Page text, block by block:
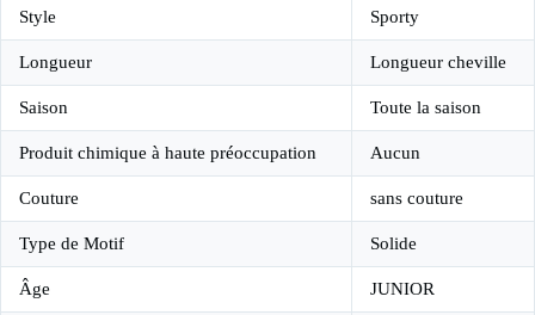
Style Sporty
Longueur Longueur cheville
Saison Toute la saison
Produit chimique à haute préoccupation Aucun
Couture sans couture
Type de Motif Solide
Âge JUNIOR